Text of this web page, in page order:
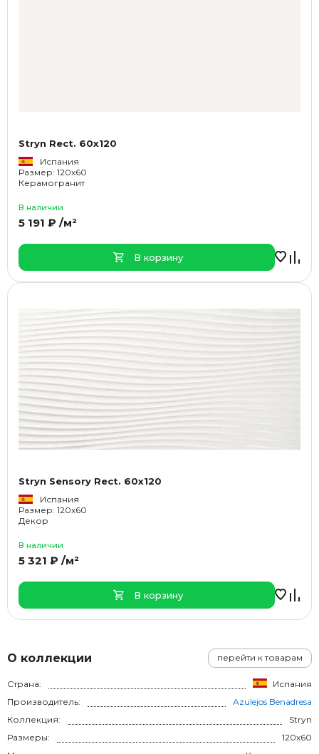
О коллекции перейти к товарам
Страна:
Испания
Производитель:
Azulejos Benadresa
Коллекция:
Stryn
Размеры:
120x60
Stryn Rect. 60x120
Испания
Размер: 120x60
Керамогранит
В наличии
5 191 ₽ /м²
В корзину
Stryn Sensory Rect. 60x120
Испания
Размер: 120x60
Декор
В наличии
5 321 ₽ /м²
В корзину